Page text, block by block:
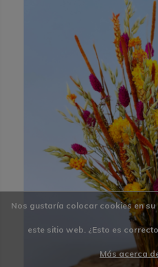
Nos gustaría colocar cookies en
este sitio web. ¿Esto es
Más acerca